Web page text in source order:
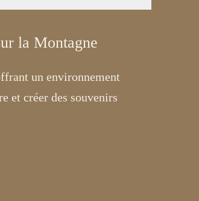
la Montagne
un environnement
et créer des souvenirs